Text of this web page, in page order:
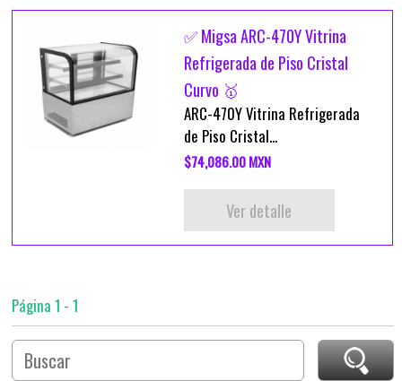
✅ Migsa ARC-470Y Vitrina
Refrigerada de Piso Cristal
Curvo 🥇
ARC-470Y Vitrina Refrigerada
de Piso Cristal...
$74,086.00 MXN
Ver detalle
Página 1 - 1